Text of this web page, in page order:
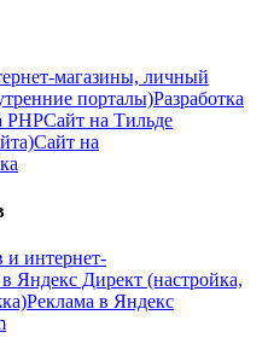
магазины, личный
порталы)Разработка
PHPСайт на Тильде
Сайт на
и интернет-
Яндекс Директ (настройка,
Реклама в Яндекс